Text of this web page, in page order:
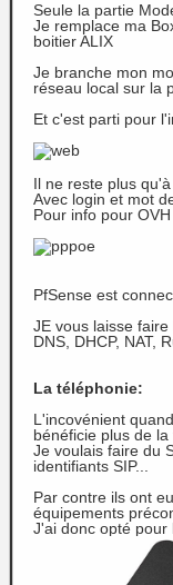
Seule la partie
Je remplace ma
boitier ALIX
Je branche mon
réseau local sur la
Et c'est parti pour
Il ne reste plus
Avec login et mot
Pour info pour
PfSense est
JE vous laisse
DNS, DHCP, NAT,
La téléphonie:
L'incovénient
bénéficie plus de la
Je voulais faire du
identifiants SIP...
Par contre ils ont
équipements
J'ai donc opté pour